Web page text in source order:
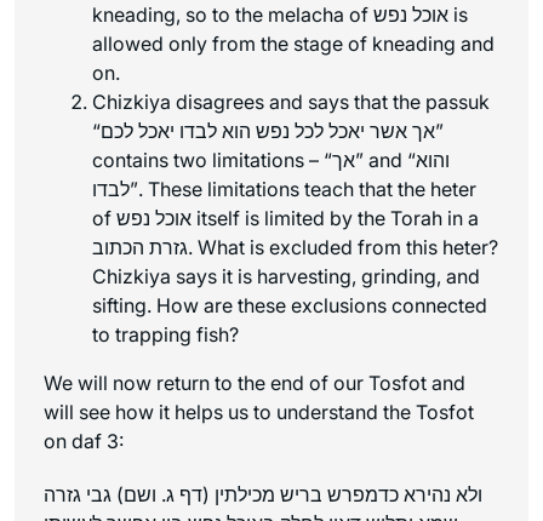
kneading, so to the melacha of אוכל נפש is
allowed only from the stage of kneading and
on.
Chizkiya disagrees and says that the passuk
“אך אשר יאכל לכל נפש הוא לבדו יאכל לכם”
contains two limitations – “אך” and “והוא
לבדו”. These limitations teach that the heter
of אוכל נפש itself is limited by the Torah in a
גזרת הכתוב. What is excluded from this heter?
Chizkiya says it is harvesting, grinding, and
sifting. How are these exclusions connected
to trapping fish?
We will now return to the end of our Tosfot and
will see how it helps us to understand the Tosfot
on daf 3:
ולא נהירא כדמפרש בריש מכילתין (דף ג. ושם) גבי גזרה